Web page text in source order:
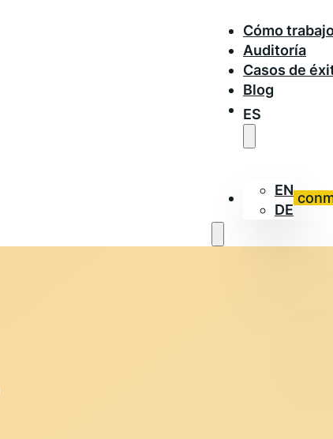
Cómo
Auditoría
Casos de
Blog
ES
EN
DE
Trabaja